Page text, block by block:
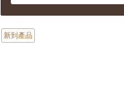
新到產品